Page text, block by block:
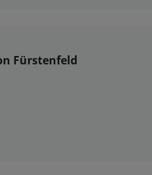
Fürstenfeld